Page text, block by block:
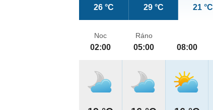
26 °C 29 °C 21 °C
Noc
02:00
Ráno
05:00 08:00